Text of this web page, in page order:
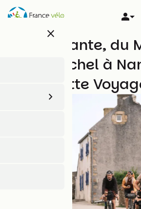
Aller
au
close
La Régalante, du
Saint-Michel à
Abicyclette